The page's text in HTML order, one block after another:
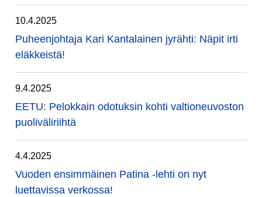
10.4.2025
Puheenjohtaja Kari Kantalainen jyrähti: Näpit irti
eläkkeistä!
9.4.2025
EETU: Pelokkain odotuksin kohti valtioneuvoston
puoliväliriihtä
4.4.2025
Vuoden ensimmäinen Patina -lehti on nyt
luettavissa verkossa!